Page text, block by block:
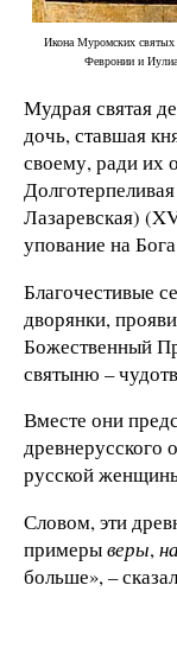
Икона Муромских
Февронии и
Мудрая святая
дочь, ставшая
своему, ради их
Лазаревская)
упование на
Благочестивые
дворянки,
Божественный
святыню –
Вместе они
древнерусского
русской
Словом, эти
примерыверы,
больше», –